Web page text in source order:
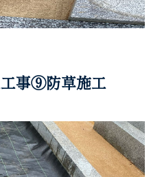
事⑨防草施工